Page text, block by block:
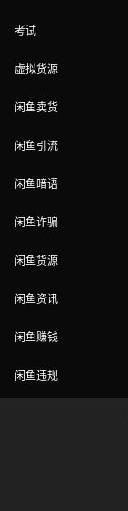
考试
虚拟货源
闲鱼卖货
闲鱼引流
闲鱼暗语
闲鱼诈骗
闲鱼货源
闲鱼资讯
闲鱼赚钱
闲鱼违规